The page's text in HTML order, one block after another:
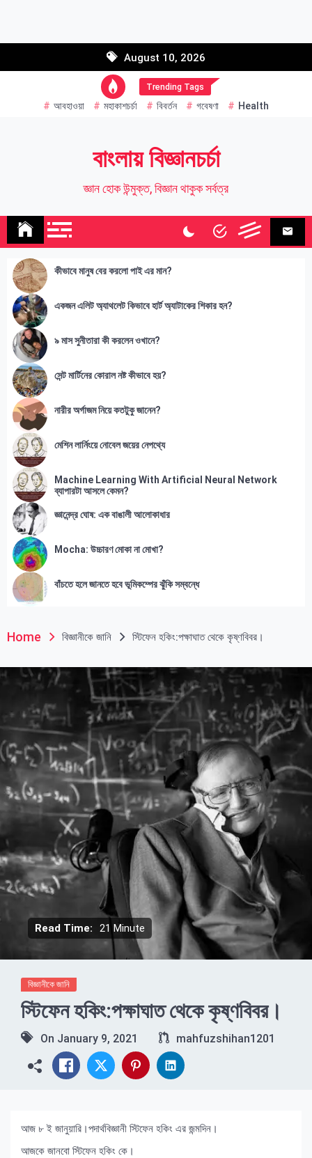
August 10, 2026
Trending Tags
আবহাওয়া মহাকাশচর্চা বিবর্তন গবেষণা Health
বাংলায় বিজ্ঞানচর্চা
জ্ঞান হোক উন্মুক্ত, বিজ্ঞান থাকুক সর্বত্র
কীভাবে মানুষ বের করলো পাই এর মান?
একজন এলিট অ্যাথলেট কিভাবে হার্ট অ্যাটাকের শিকার হন?
৯ মাস সুনীতারা কী করলেন ওখানে?
সেন্ট মার্টিনের কোরাল নষ্ট কীভাবে হয়?
নারীর অর্গাজম নিয়ে কতটুকু জানেন?
মেশিন লার্নিংয়ে নোবেল জয়ের নেপথ্যে
Machine Learning With Artificial Neural Network
ব্যাপারটা আসলে কেমন?
জ্ঞানেন্দ্র ঘোষ: এক বাঙালী আলোকাধার
Mocha: উচ্চারণ মোকা না মোখা?
বাঁচতে হলে জানতে হবে ভূমিকম্পের ঝুঁকি সম্বন্ধে
Home বিজ্ঞানীকে জানি স্টিফেন হকিং:পক্ষাঘাত থেকে কৃষ্ণবিবর।
Read Time: 21 Minute
বিজ্ঞানীকে জানি
স্টিফেন হকিং:পক্ষাঘাত থেকে কৃষ্ণবিবর।
On January 9, 2021 mahfuzshihan1201
আজ ৮ ই জানুয়ারি।পদার্থবিজ্ঞানী স্টিফেন হকিং এর জন্মদিন।
আজকে জানবো স্টিফেন হকিং কে।